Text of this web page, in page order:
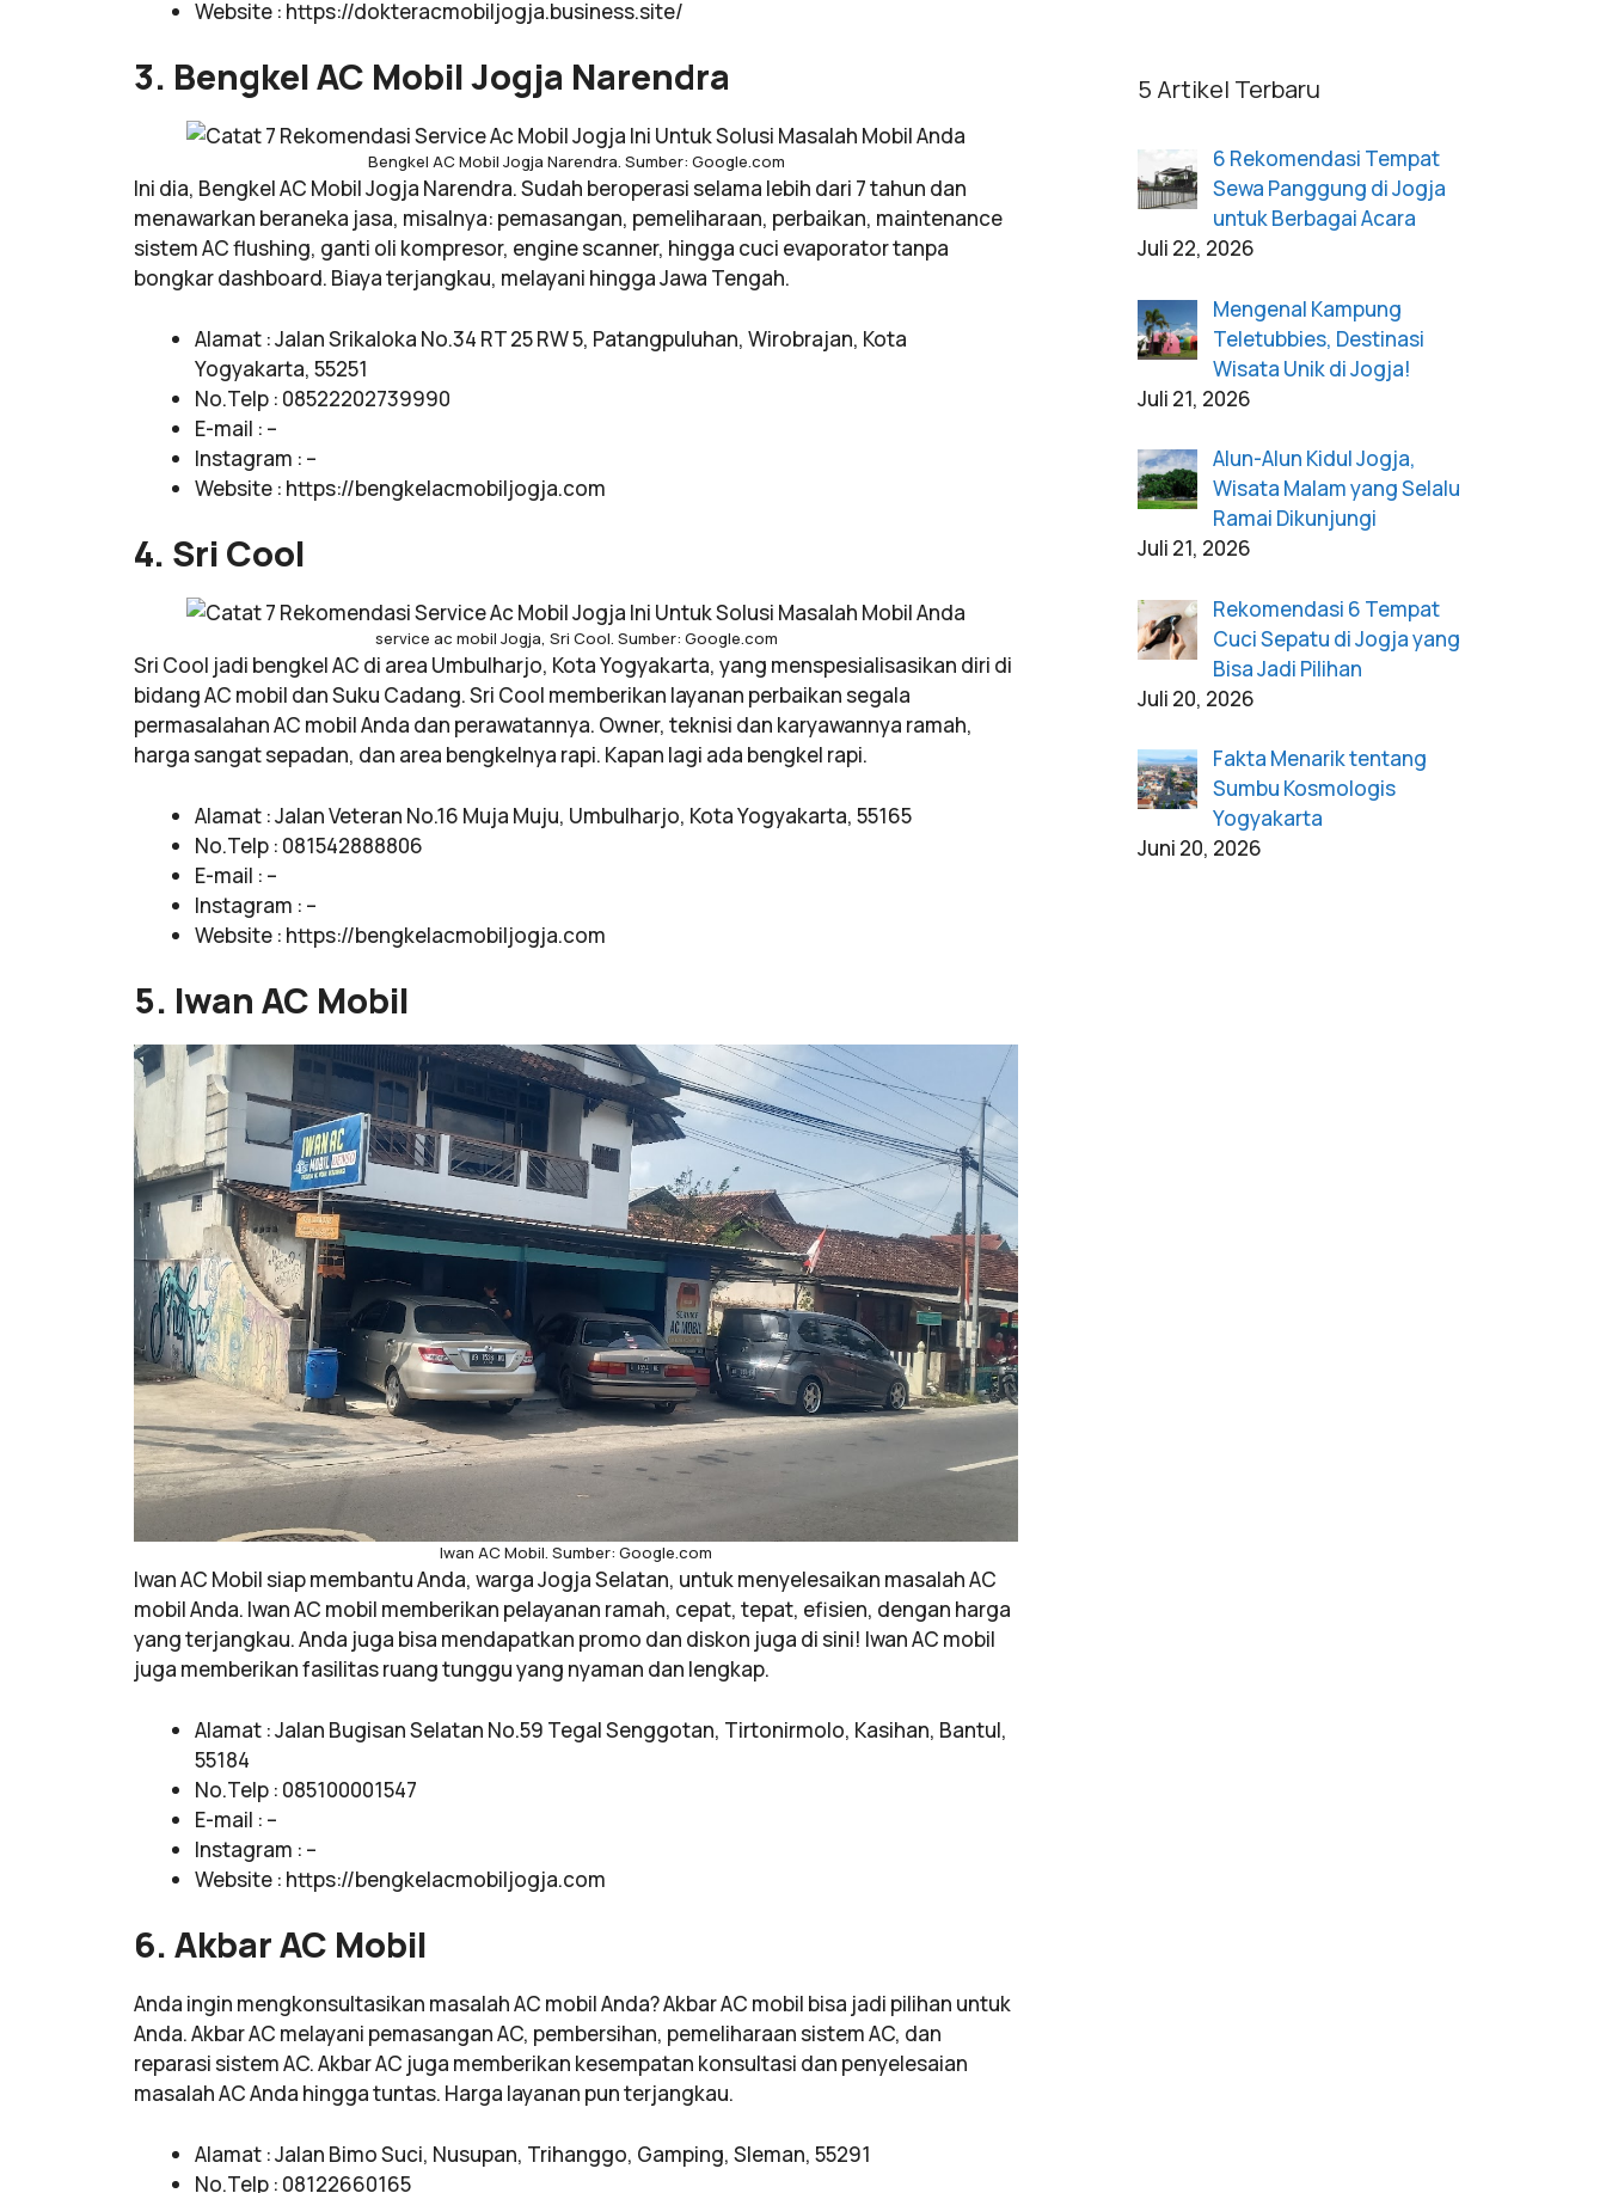
Website : https://dokteracmobiljogja.business.site/
3. Bengkel AC Mobil Jogja Narendra
Bengkel AC Mobil Jogja Narendra. Sumber: Google.com
Ini dia, Bengkel AC Mobil Jogja Narendra. Sudah beroperasi selama lebih dari 7 tahun dan
menawarkan beraneka jasa, misalnya: pemasangan, pemeliharaan, perbaikan, maintenance
sistem AC flushing, ganti oli kompresor, engine scanner, hingga cuci evaporator tanpa
bongkar dashboard. Biaya terjangkau, melayani hingga Jawa Tengah.
Alamat : Jalan Srikaloka No.34 RT 25 RW 5, Patangpuluhan, Wirobrajan, Kota
Yogyakarta, 55251
No.Telp : 08522202739990
E-mail : –
Instagram : –
Website : https://bengkelacmobiljogja.com
4. Sri Cool
service ac mobil Jogja, Sri Cool. Sumber: Google.com
Sri Cool jadi bengkel AC di area Umbulharjo, Kota Yogyakarta, yang menspesialisasikan diri di
bidang AC mobil dan Suku Cadang. Sri Cool memberikan layanan perbaikan segala
permasalahan AC mobil Anda dan perawatannya. Owner, teknisi dan karyawannya ramah,
harga sangat sepadan, dan area bengkelnya rapi. Kapan lagi ada bengkel rapi.
Alamat : Jalan Veteran No.16 Muja Muju, Umbulharjo, Kota Yogyakarta, 55165
No.Telp : 081542888806
E-mail : –
Instagram : –
Website : https://bengkelacmobiljogja.com
5. Iwan AC Mobil
Iwan AC Mobil. Sumber: Google.com
Iwan AC Mobil siap membantu Anda, warga Jogja Selatan, untuk menyelesaikan masalah AC
mobil Anda. Iwan AC mobil memberikan pelayanan ramah, cepat, tepat, efisien, dengan harga
yang terjangkau. Anda juga bisa mendapatkan promo dan diskon juga di sini! Iwan AC mobil
juga memberikan fasilitas ruang tunggu yang nyaman dan lengkap.
Alamat : Jalan Bugisan Selatan No.59 Tegal Senggotan, Tirtonirmolo, Kasihan, Bantul,
55184
No.Telp : 085100001547
E-mail : –
Instagram : –
Website : https://bengkelacmobiljogja.com
6. Akbar AC Mobil
Anda ingin mengkonsultasikan masalah AC mobil Anda? Akbar AC mobil bisa jadi pilihan untuk
Anda. Akbar AC melayani pemasangan AC, pembersihan, pemeliharaan sistem AC, dan
reparasi sistem AC. Akbar AC juga memberikan kesempatan konsultasi dan penyelesaian
masalah AC Anda hingga tuntas. Harga layanan pun terjangkau.
Alamat : Jalan Bimo Suci, Nusupan, Trihanggo, Gamping, Sleman, 55291
No.Telp : 08122660165
5 Artikel Terbaru
6 Rekomendasi Tempat
Sewa Panggung di Jogja
untuk Berbagai Acara
Juli 22, 2026
Mengenal Kampung
Teletubbies, Destinasi
Wisata Unik di Jogja!
Juli 21, 2026
Alun-Alun Kidul Jogja,
Wisata Malam yang Selalu
Ramai Dikunjungi
Juli 21, 2026
Rekomendasi 6 Tempat
Cuci Sepatu di Jogja yang
Bisa Jadi Pilihan
Juli 20, 2026
Fakta Menarik tentang
Sumbu Kosmologis
Yogyakarta
Juni 20, 2026